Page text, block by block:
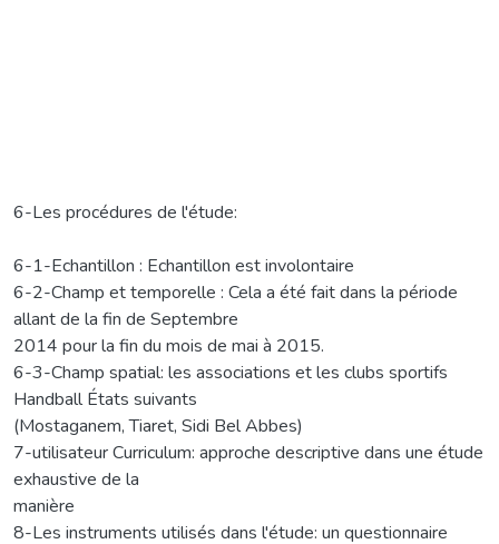
6-Les procédures de l'étude:
6-1-Echantillon : Echantillon est involontaire
6-2-Champ et temporelle : Cela a été fait dans la période
allant de la fin de Septembre
2014 pour la fin du mois de mai à 2015.
6-3-Champ spatial: les associations et les clubs sportifs
Handball États suivants
(Mostaganem, Tiaret, Sidi Bel Abbes)
7-utilisateur Curriculum: approche descriptive dans une étude
exhaustive de la
manière
8-Les instruments utilisés dans l'étude: un questionnaire